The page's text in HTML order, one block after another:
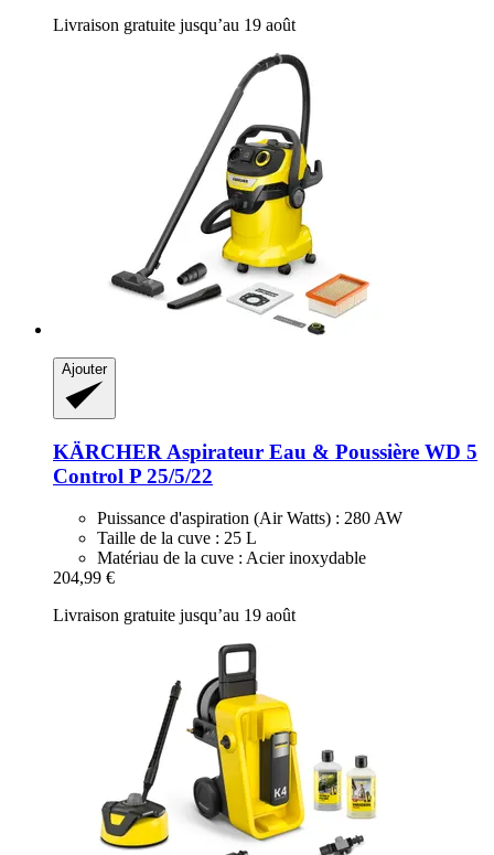
Livraison gratuite jusqu’au 19 août
Ajouter
KÄRCHER Aspirateur Eau & Poussière WD 5
Control P 25/5/22
Puissance d'aspiration (Air Watts) : 280 AW
Taille de la cuve : 25 L
Matériau de la cuve : Acier inoxydable
204,99 €
Livraison gratuite jusqu’au 19 août